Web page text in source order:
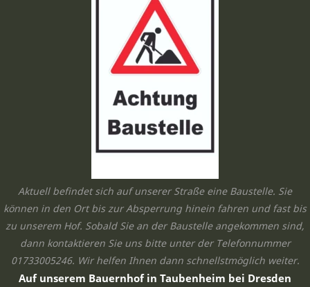
Aktuell befindet sich auf unserer Straße eine Baustelle. Sie
können in den Ort bis zur Absperrung hinein fahren und fast bis
zu unserem Hof. Sobald Sie an der Baustelle angekommen sind,
dann kontaktieren Sie uns bitte unter der Telefonnummer
01733005246. Wir helfen Ihnen dann schnellstmöglich weiter.
Auf unserem Bauernhof in Taubenheim bei Dresden